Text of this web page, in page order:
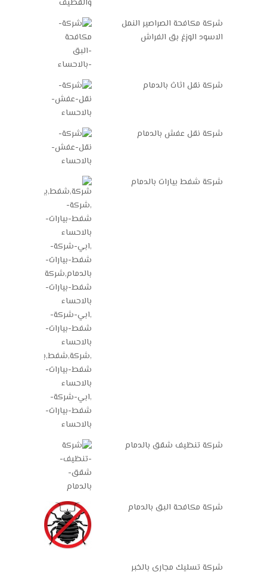
شركة مكافحة الصراصير النمل
الاسود الوزغ بق الفراش
شركة نقل اثاث بالدمام
شركة نقل عفش بالدمام
شركة شفط بيارات بالدمام
شركة تنظيف شقق بالدمام
شركة مكافحة البق بالدمام
شركة تسليك مجارى بالخبر